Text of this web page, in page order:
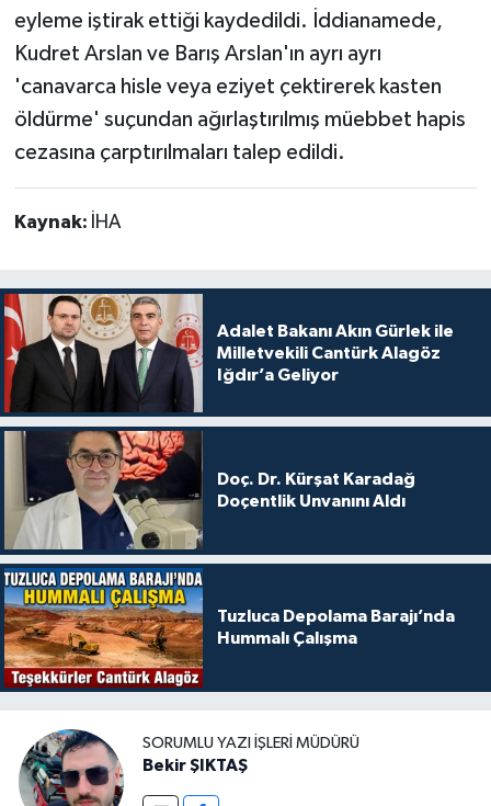
eyleme iştirak ettiği kaydedildi. İddianamede,
Kudret Arslan ve Barış Arslan'ın ayrı ayrı
'canavarca hisle veya eziyet çektirerek kasten
öldürme' suçundan ağırlaştırılmış müebbet hapis
cezasına çarptırılmaları talep edildi.
Kaynak: İHA
Adalet Bakanı Akın Gürlek ile
Milletvekili Cantürk Alagöz
Iğdır’a Geliyor
Doç. Dr. Kürşat Karadağ
Doçentlik Unvanını Aldı
Tuzluca Depolama Barajı’nda
Hummalı Çalışma
SORUMLU YAZI İŞLERI MÜDÜRÜ
Bekir ŞIKTAŞ